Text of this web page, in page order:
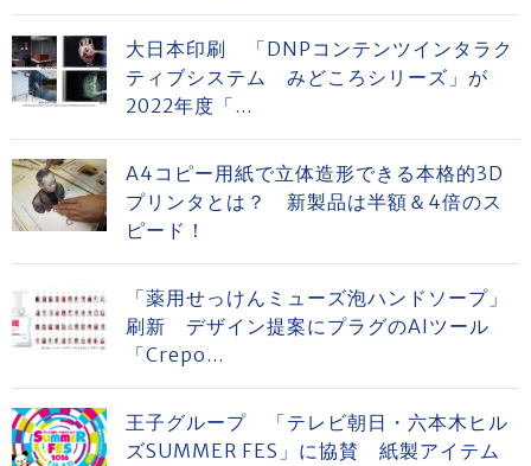
大日本印刷 「DNPコンテンツインタラク
ティブシステム みどころシリーズ」が
2022年度「...
A4コピー用紙で立体造形できる本格的3D
プリンタとは？ 新製品は半額＆4倍のス
ピード！
「薬用せっけんミューズ泡ハンドソープ」
刷新 デザイン提案にプラグのAIツール
「Crepo...
王子グループ 「テレビ朝日・六本木ヒル
ズSUMMER FES」に協賛 紙製アイテム